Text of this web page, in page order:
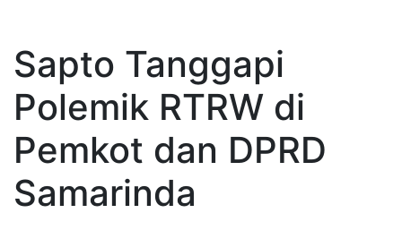
Sapto Tanggapi
Polemik RTRW di
Pemkot dan DPRD
Samarinda